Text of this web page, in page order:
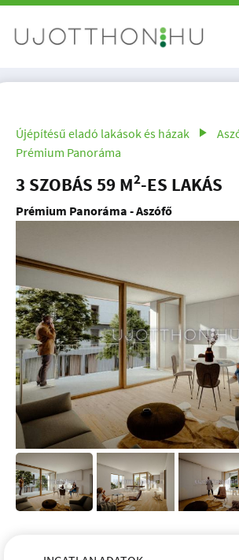
Újépítésű eladó lakások és házak
Prémium Panoráma
3 SZOBÁS 59 M2-ES LAKÁS
Prémium Panoráma - Aszófő